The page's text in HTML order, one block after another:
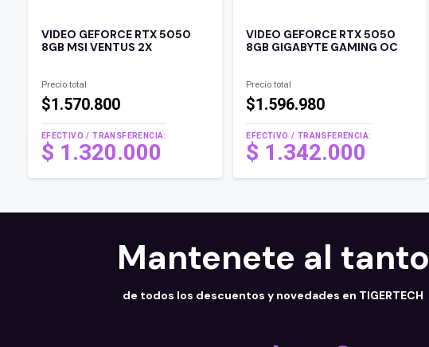
VIDEO GEFORCE RTX 5050
8GB MSI VENTUS 2X
Precio total
$1.570.800
EFECTIVO / TRANSFERENCIA:
$ 1.320.000
VIDEO GEFORCE RTX 5050
8GB GIGABYTE GAMING OC
Precio total
$1.596.980
EFECTIVO / TRANSFERENCIA:
$ 1.342.000
Mantenete al tanto
de todos los descuentos y novedades en TIGERTECH